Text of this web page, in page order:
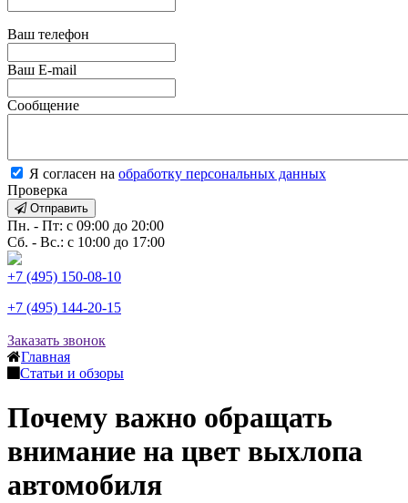
Ваш телефон
Ваш E-mail
Сообщение
Я согласен на обработку персональных данных
Проверка
Отправить
Пн. - Пт: с 09:00 до 20:00
Сб. - Вс.: с 10:00 до 17:00
+7 (495) 150-08-10
+7 (495) 144-20-15
Заказать звонок
Главная
Статьи и обзоры
Почему важно обращать
внимание на цвет выхлопа
автомобиля